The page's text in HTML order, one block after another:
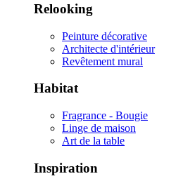
Relooking
Peinture décorative
Architecte d'intérieur
Revêtement mural
Habitat
Fragrance - Bougie
Linge de maison
Art de la table
Inspiration